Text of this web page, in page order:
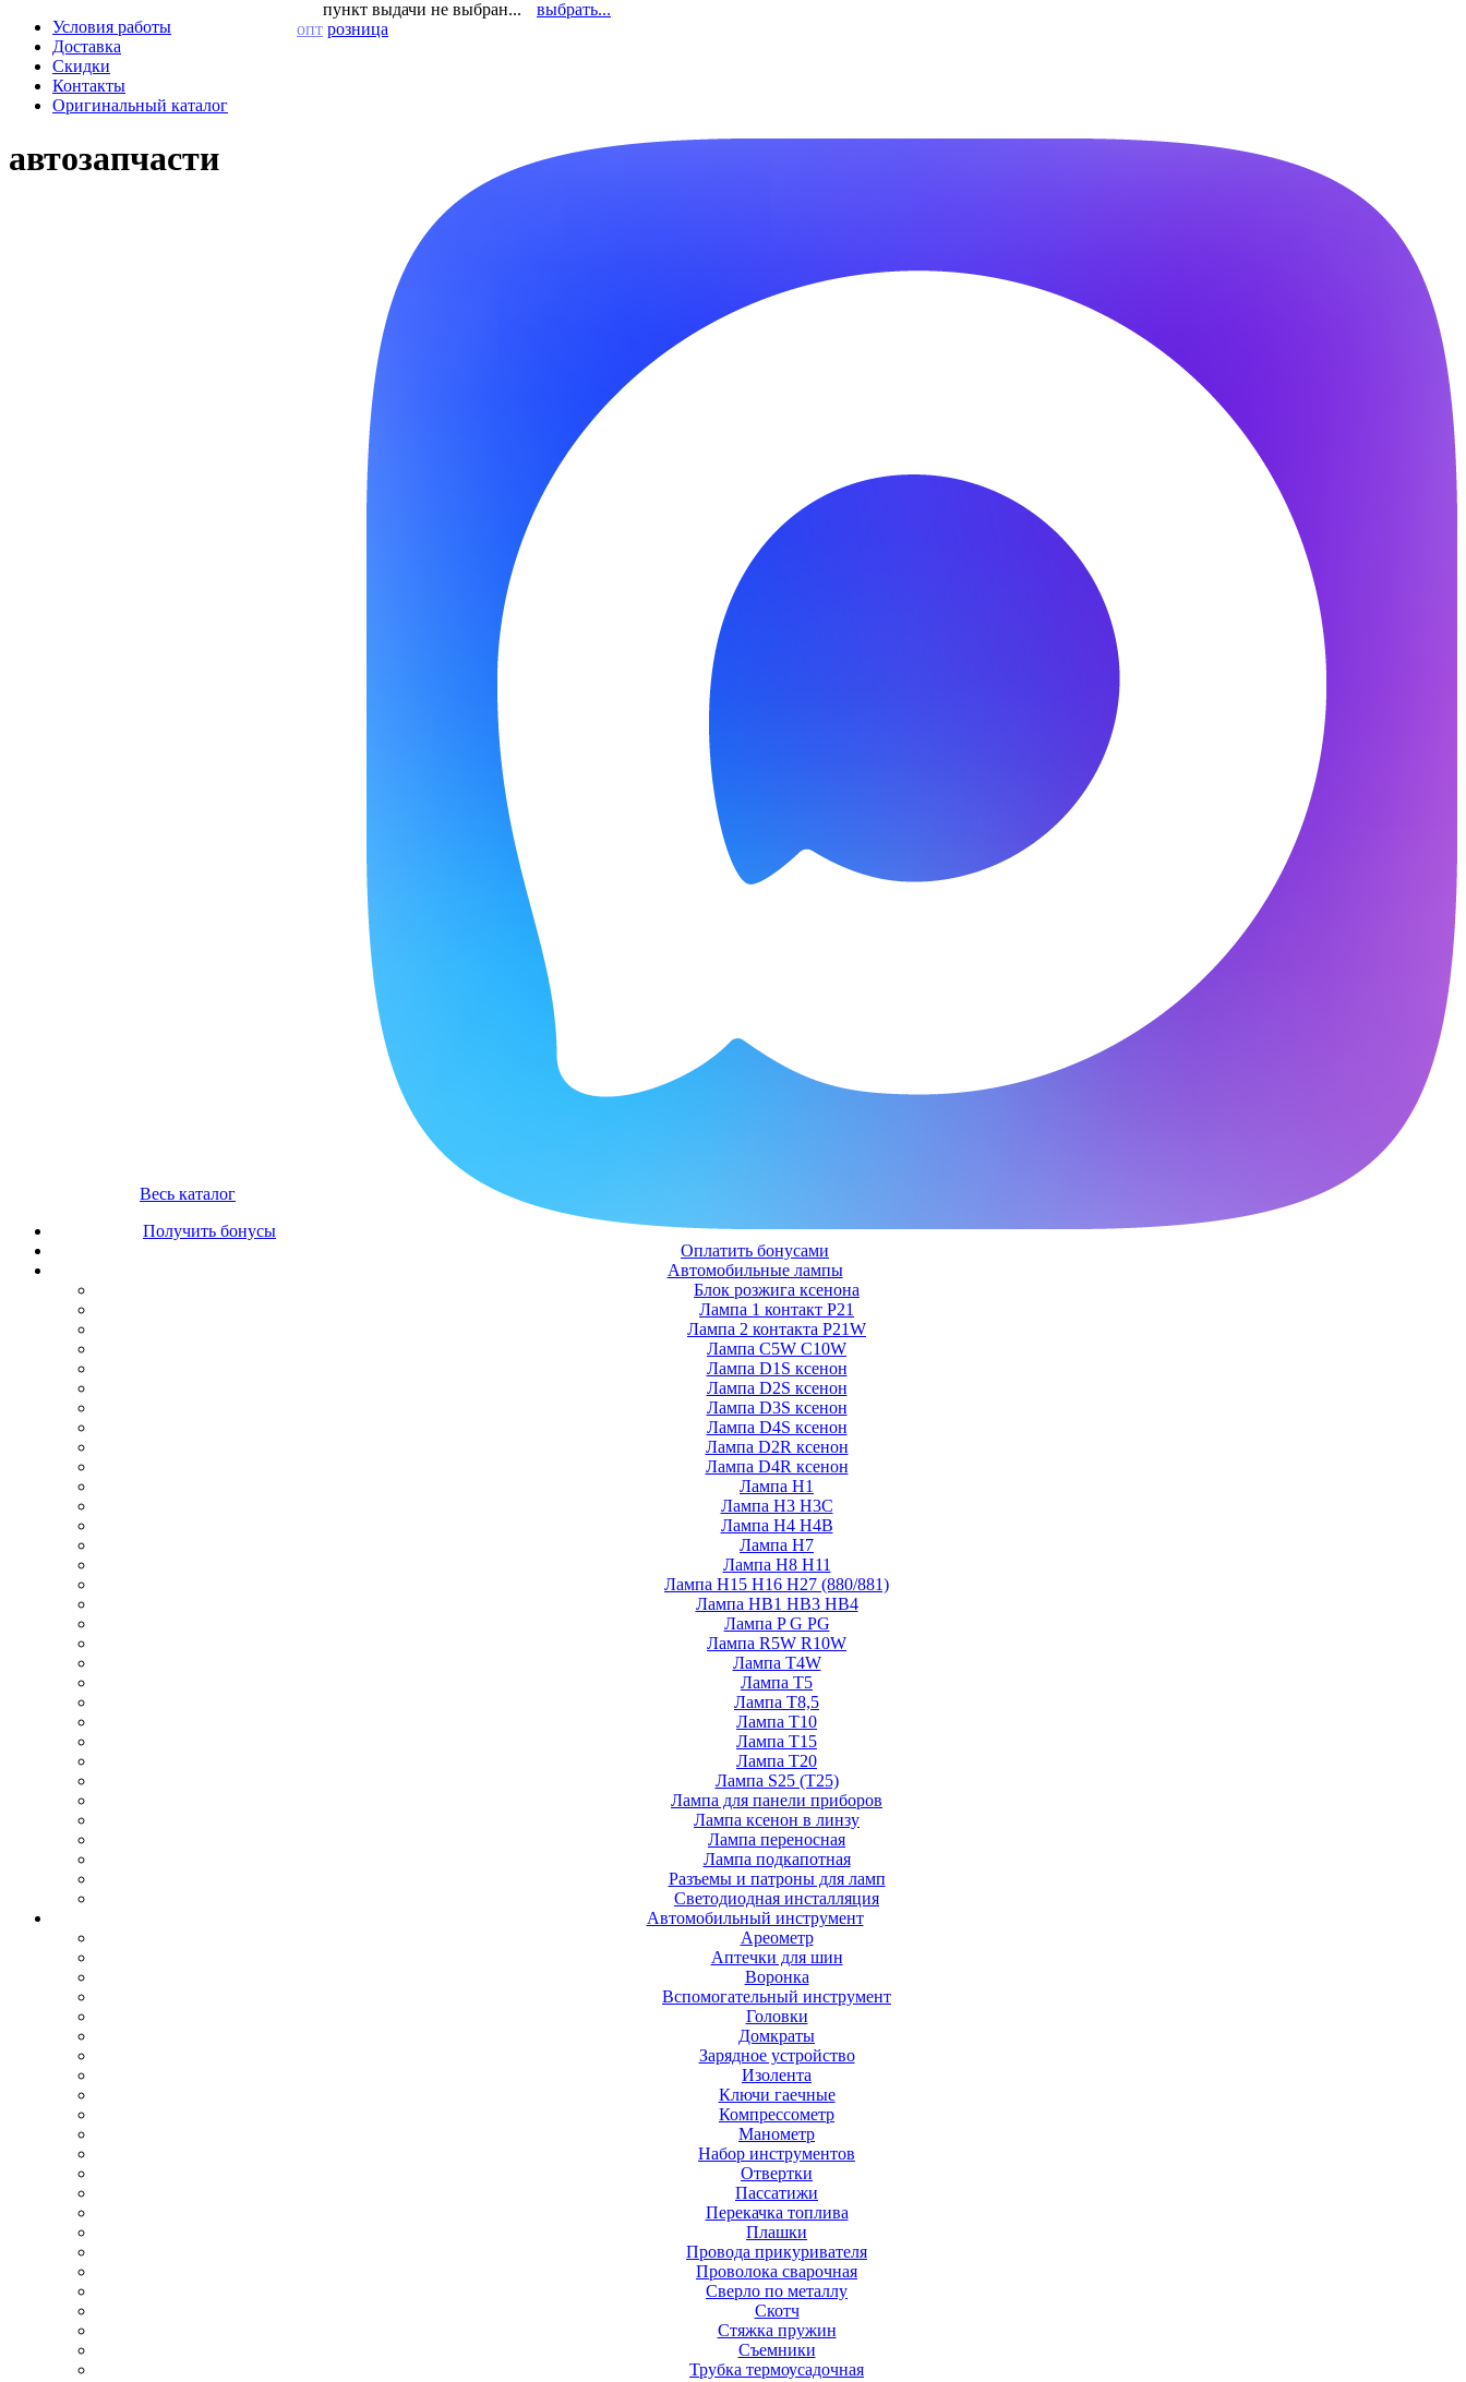
Условия работы
Доставка
Скидки
Контакты
Оригинальный каталог
пункт выдачи не выбран...
выбрать...
опт розница
автозапчасти
Весь каталог
Получить бонусы
Оплатить бонусами
Автомобильные лампы
Блок розжига ксенона
Лампа 1 контакт P21
Лампа 2 контакта P21W
Лампа C5W C10W
Лампа D1S ксенон
Лампа D2S ксенон
Лампа D3S ксенон
Лампа D4S ксенон
Лампа D2R ксенон
Лампа D4R ксенон
Лампа H1
Лампа H3 H3C
Лампа H4 H4B
Лампа H7
Лампа H8 H11
Лампа H15 H16 H27 (880/881)
Лампа HB1 HB3 HB4
Лампа P G PG
Лампа R5W R10W
Лампа T4W
Лампа T5
Лампа T8,5
Лампа T10
Лампа T15
Лампа T20
Лампа S25 (T25)
Лампа для панели приборов
Лампа ксенон в линзу
Лампа переносная
Лампа подкапотная
Разъемы и патроны для ламп
Светодиодная инсталляция
Автомобильный инструмент
Ареометр
Аптечки для шин
Воронка
Вспомогательный инструмент
Головки
Домкраты
Зарядное устройство
Изолента
Ключи гаечные
Компрессометр
Манометр
Набор инструментов
Отвертки
Пассатижи
Перекачка топлива
Плашки
Провода прикуривателя
Проволока сварочная
Сверло по металлу
Скотч
Стяжка пружин
Съемники
Трубка термоусадочная